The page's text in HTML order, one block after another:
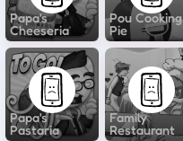
Papa's
Cheeseria
Pou Cooking
Pie
Papa's
Pastaria
Family
Restaurant